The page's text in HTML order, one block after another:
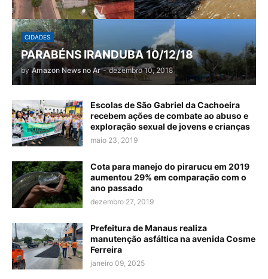
CIDADES
PARABÉNS IRANDUBA 10/12/18
by Amazon News no Ar - dezembro 10, 2018
Escolas de São Gabriel da Cachoeira
recebem ações de combate ao abuso e
exploração sexual de jovens e crianças
maio 23, 2019
Cota para manejo do pirarucu em 2019
aumentou 29% em comparação com o
ano passado
dezembro 27, 2019
Prefeitura de Manaus realiza
manutenção asfáltica na avenida Cosme
Ferreira
janeiro 09, 2025